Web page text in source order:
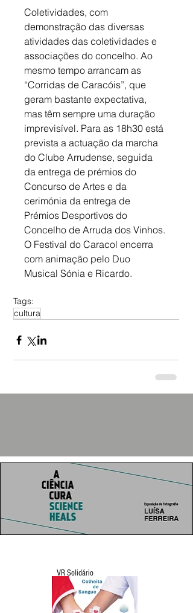
Coletividades, com
demonstração das diversas
atividades das coletividades e
associações do concelho. Ao
mesmo tempo arrancam as
“Corridas de Caracóis”, que
geram bastante expectativa,
mas têm sempre uma duração
imprevisível. Para as 18h30 está
prevista a actuação da marcha
do Clube Arrudense, seguida
da entrega de prémios do
Concurso de Artes e da
cerimónia da entrega de
Prémios Desportivos do
Concelho de Arruda dos Vinhos.
O Festival do Caracol encerra
com animação pelo Duo
Musical Sónia e Ricardo.
Tags:
cultura
VR Solidário